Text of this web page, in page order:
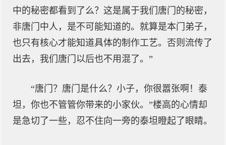
中的秘密都看到了么？这是属于我们唐门的秘密，
非唐门中人，是不可能知道的。就算是本门弟子，
也只有核心才能知道具体的制作工艺。否则流传了
出去，我们唐门以后也不用混了。”
“唐门？唐门是什么？小子，你很嚣张啊！泰
坦，你也不管管你带来的小家伙。”楼高的心情却
是急切了一些，忍不住向一旁的泰坦瞪起了眼睛。